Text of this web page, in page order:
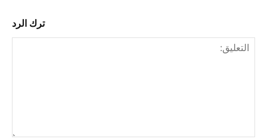
ترك الرد